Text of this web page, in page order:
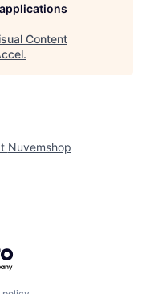
Content
.
Nuvemshop